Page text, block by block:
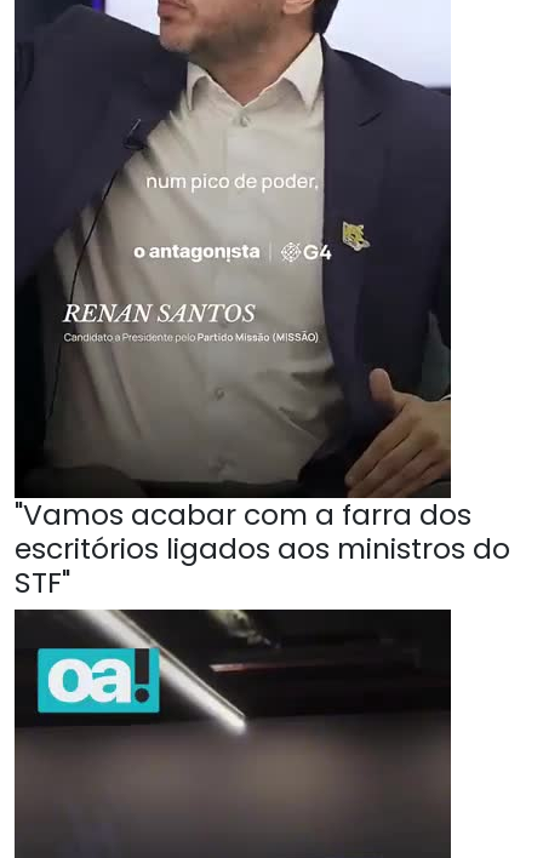
"Vamos acabar com a farra dos
escritórios ligados aos ministros do
STF"